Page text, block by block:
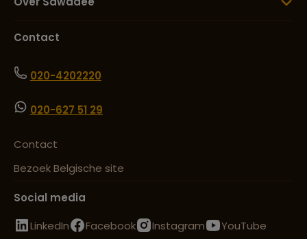
Contact
020-4202220
020-627 51 29
Contact
Bezoek Belgische site
Social media
LinkedIn
Facebook Instagram
YouTube